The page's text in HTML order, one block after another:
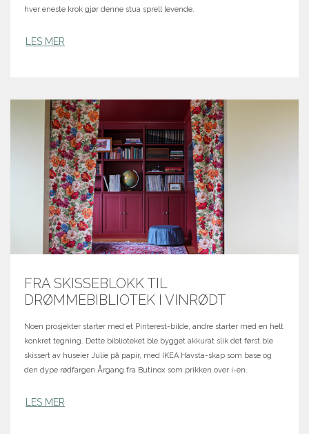
hver eneste krok gjør denne stua sprell levende.
LES MER
FRA SKISSEBLOKK TIL
DRØMMEBIBLIOTEK I VINRØDT
Noen prosjekter starter med et Pinterest-bilde, andre starter med en helt
konkret tegning. Dette biblioteket ble bygget akkurat slik det først ble
skissert av huseier Julie på papir, med IKEA Havsta-skap som base og
den dype rødfargen Årgang fra Butinox som prikken over i-en.
LES MER